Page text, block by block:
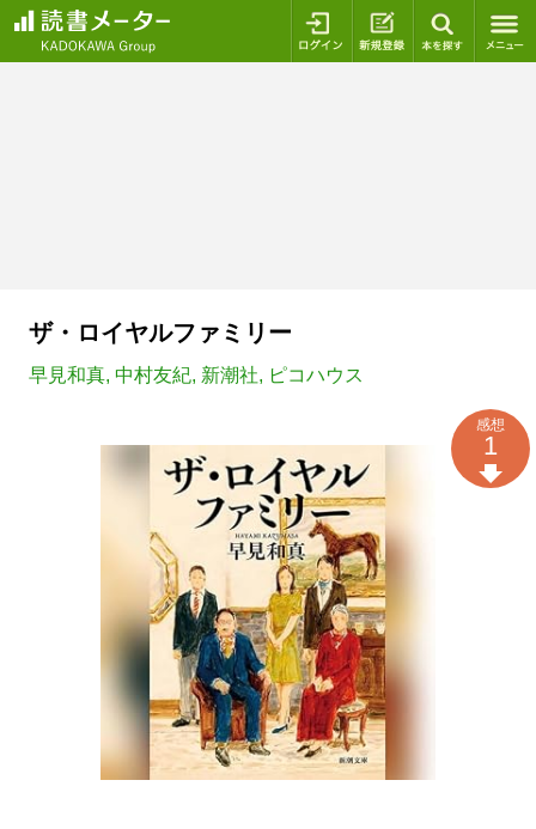
ログイン 新規登録
ザ・ロイヤルファミリー
早見和真, 中村友紀, 新潮社, ピコハウス
感想
1